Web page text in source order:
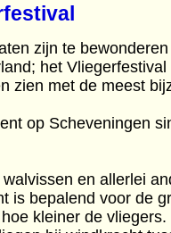
zijn te
het
zien met de meest
op Scheveningen
en allerlei
is bepalend voor de
kleiner de